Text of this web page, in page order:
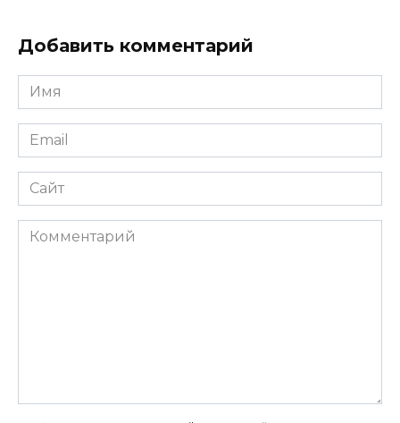
Добавить комментарий
Имя
*
Email
*
Сайт
Комментарий